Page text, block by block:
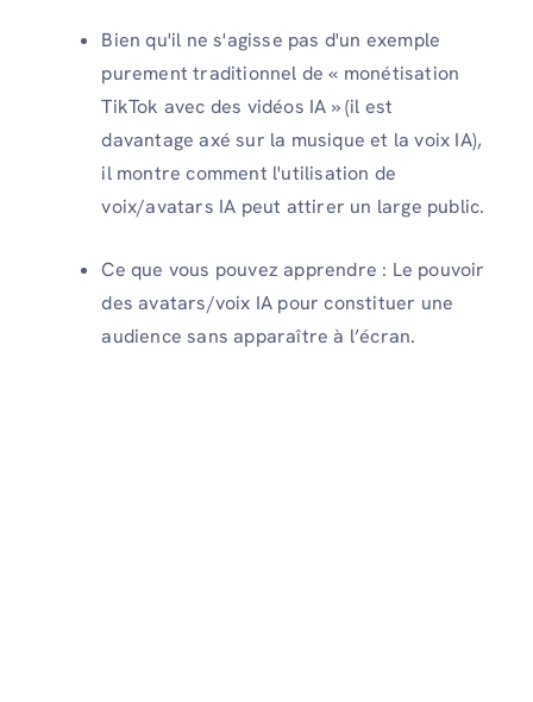
Bien qu'il ne s'agisse pas d'un exemple
purement traditionnel de « monétisation
TikTok avec des vidéos IA » (il est
davantage axé sur la musique et la voix IA),
il montre comment l'utilisation de
voix/avatars IA peut attirer un large public.
Ce que vous pouvez apprendre : Le pouvoir
des avatars/voix IA pour constituer une
audience sans apparaître à l’écran.